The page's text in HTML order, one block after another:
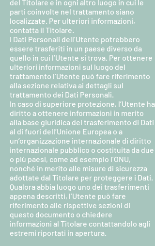
del Titolare e in ogni altro luogo in cui le
parti coinvolte nel trattamento siano
localizzate. Per ulteriori informazioni,
contatta il Titolare.
I Dati Personali dell’Utente potrebbero
essere trasferiti in un paese diverso da
quello in cui l’Utente si trova. Per ottenere
ulteriori informazioni sul luogo del
trattamento l’Utente può fare riferimento
alla sezione relativa ai dettagli sul
trattamento dei Dati Personali.
In caso di superiore protezione, l’Utente ha
diritto a ottenere informazioni in merito
alla base giuridica del trasferimento di Dati
al di fuori dell’Unione Europea o a
un’organizzazione internazionale di diritto
internazionale pubblico o costituita da due
o più paesi, come ad esempio l’ONU,
nonché in merito alle misure di sicurezza
adottate dal Titolare per proteggere i Dati.
Qualora abbia luogo uno dei trasferimenti
appena descritti, l’Utente può fare
riferimento alle rispettive sezioni di
questo documento o chiedere
informazioni al Titolare contattandolo agli
estremi riportati in apertura.